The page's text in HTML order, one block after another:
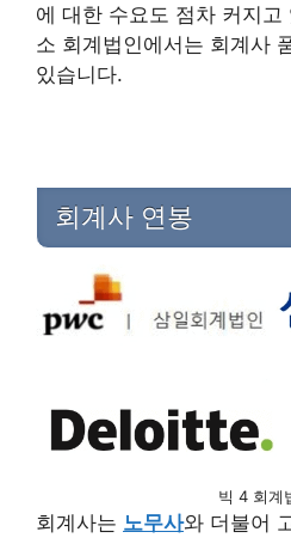
에 대한 수요도 점차 커지고
소 회계법인에서는 회계사
있습니다.
회계사 연봉
빅 4 회계
회계사는 노무사와 더불어